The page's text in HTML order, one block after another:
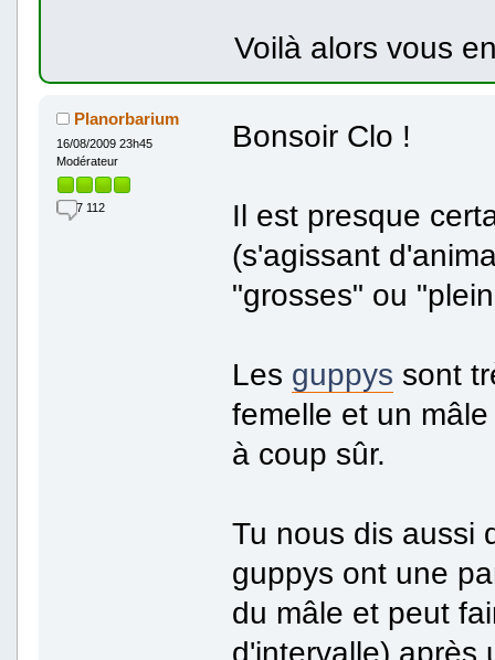
Voilà alors vous
Planorbarium
16/08/2009 23h45
Modérateur
7 112
Bonsoir Clo !
Il est presque
(s'agissant
"grosses" ou
Les guppys sont
femelle et un
à coup sûr.
Tu nous dis aussi
guppys ont une
du mâle et peut
d'intervalle) après